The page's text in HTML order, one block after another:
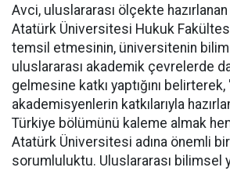
Avci, uluslararası ölçekte
Atatürk Üniversitesi Hukuk
temsil etmesinin, üniversitenin
uluslararası akademik çevrelerde
gelmesine katkı yaptığını belirterek,
akademisyenlerin katkılarıyla
Türkiye bölümünü kaleme almak
Atatürk Üniversitesi adına önemli
sorumluluktu. Uluslararası bilimsel